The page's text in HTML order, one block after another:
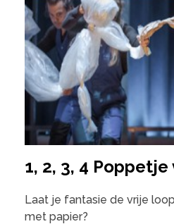
1, 2, 3, 4 Poppetje
Laat je fantasie de vrije
met papier?